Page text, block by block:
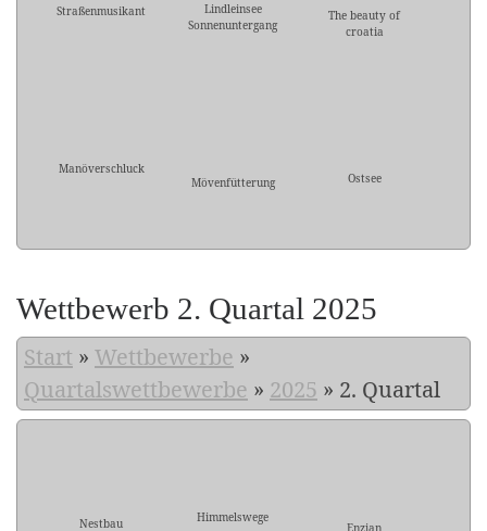
Straßenmusikant
Lindleinsee
Sonnenuntergang
The beauty of
croatia
Manöverschluck
Mövenfütterung
Ostsee
Wettbewerb 2. Quartal 2025
Start » Wettbewerbe »
Quartalswettbewerbe » 2025 » 2. Quartal
Nestbau Himmelswege
Enzian